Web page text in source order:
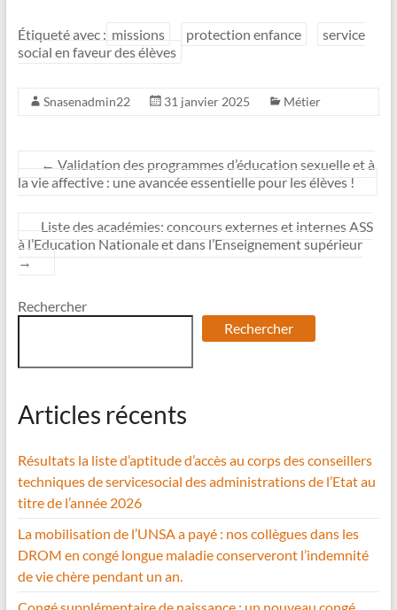
Étiqueté avec : missions protection enfance
service
social en faveur des élèves
Snasenadmin22 31 janvier 2025 Métier
← Validation des programmes d’éducation sexuelle et à
la vie affective : une avancée essentielle pour les élèves !
Liste des académies: concours externes et internes ASS
à l’Education Nationale et dans l’Enseignement supérieur
→
Rechercher
Rechercher
Articles récents
Résultats la liste d’aptitude d’accès au corps des conseillers
techniques de servicesocial des administrations de l’Etat au
titre de l’année 2026
La mobilisation de l’UNSA a payé : nos collègues dans les
DROM en congé longue maladie conserveront l’indemnité
de vie chère pendant un an.